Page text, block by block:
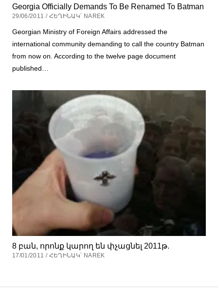
Georgia Officially Demands To Be Renamed To Batman
29/06/2011 / ՀԵՂԻՆԱԿ՝ NAREK
Georgian Ministry of Foreign Affairs addressed the
international community demanding to call the country Batman
from now on. According to the twelve page document
published…
8 բան, որոնք կարող են փչացնել 2011թ.
17/01/2011 / ՀԵՂԻՆԱԿ՝ NAREK